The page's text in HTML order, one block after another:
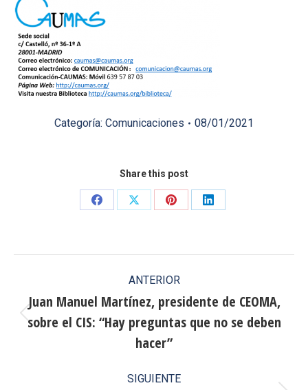
Categoría: Comunicaciones 08/01/2021
Share this post
Share
Share
Share
Share
entre
publicaciones
ANTERIOR
Publicación
anterior:
Juan Manuel Martínez, presidente de CEOMA,
sobre el CIS: “Hay preguntas que no se deben
hacer”
SIGUIENTE